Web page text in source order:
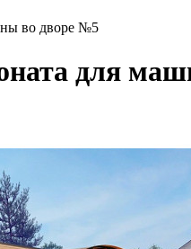
во дворе №5
для